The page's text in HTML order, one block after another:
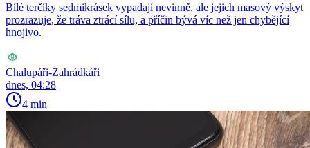
Bílé terčíky sedmikrásek vypadají nevinně, ale jejich masový výskyt
prozrazuje, že tráva ztrácí sílu, a příčin bývá víc než jen chybějící
hnojivo.
Chalupáři-Zahrádkáři
dnes, 04:28
4 min